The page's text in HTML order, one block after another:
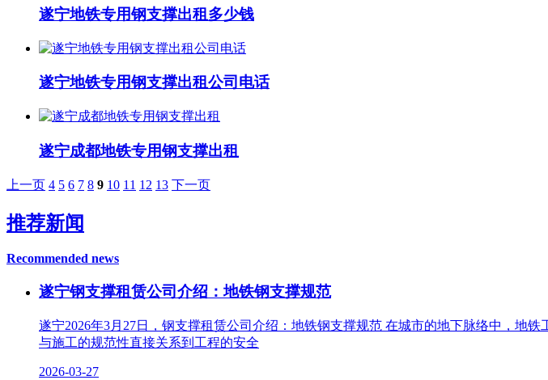
遂宁地铁专用钢支撑出租多少钱
遂宁地铁专用钢支撑出租公司电话
遂宁成都地铁专用钢支撑出租
上一页 4 5 6 7 8 9 10 11 12 13 下一页
推荐新闻
Recommended news
遂宁钢支撑租赁公司介绍：地铁钢支撑规范
遂宁2026年3月27日，钢支撑租赁公司介绍：地铁钢支撑规范 在城市的地下脉络中，地
与施工的规范性直接关系到工程的安全
2026-03-27